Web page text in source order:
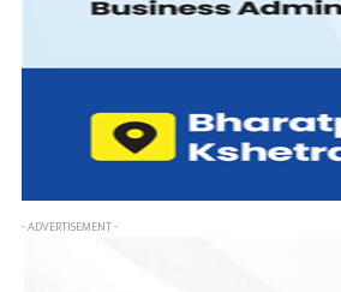
- ADVERTISEMENT -